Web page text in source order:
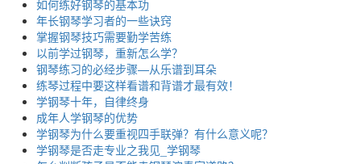
如何练好钢琴的基本功
年长钢琴学习者的一些诀窍
掌握钢琴技巧需要勤学苦练
以前学过钢琴，重新怎么学？
钢琴练习的必经步骤—从乐谱到耳朵
练琴过程中要这样看谱和背谱才最有效！
学钢琴十年，自律终身
成年人学钢琴的优势
学钢琴为什么要重视四手联弹？有什么意义呢？
学钢琴是否走专业之我见_学钢琴